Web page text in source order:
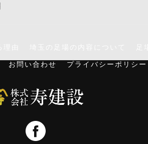
お問い合わせ プライバシーポリシー